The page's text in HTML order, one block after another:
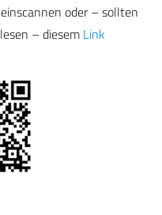
oder – sollten
– diesem Link